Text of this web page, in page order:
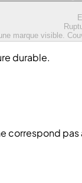
marque visible.
durable.
pas